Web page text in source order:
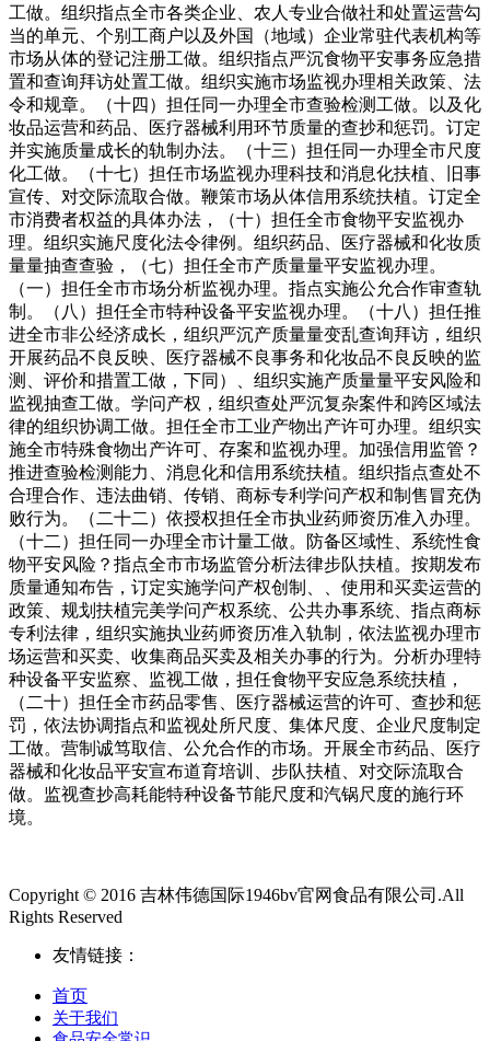
工做。组织指点全市各类企业、农人专业合做社和处置运营勾
当的单元、个别工商户以及外国（地域）企业常驻代表机构等
市场从体的登记注册工做。组织指点严沉食物平安事务应急措
置和查询拜访处置工做。组织实施市场监视办理相关政策、法
令和规章。（十四）担任同一办理全市查验检测工做。以及化
妆品运营和药品、医疗器械利用环节质量的查抄和惩罚。订定
并实施质量成长的轨制办法。（十三）担任同一办理全市尺度
化工做。（十七）担任市场监视办理科技和消息化扶植、旧事
宣传、对交际流取合做。鞭策市场从体信用系统扶植。订定全
市消费者权益的具体办法，（十）担任全市食物平安监视办
理。组织实施尺度化法令律例。组织药品、医疗器械和化妆质
量量抽查查验，（七）担任全市产质量量平安监视办理。
（一）担任全市市场分析监视办理。指点实施公允合作审查轨
制。（八）担任全市特种设备平安监视办理。（十八）担任推
进全市非公经济成长，组织严沉产质量量变乱查询拜访，组织
开展药品不良反映、医疗器械不良事务和化妆品不良反映的监
测、评价和措置工做，下同）、组织实施产质量量平安风险和
监视抽查工做。学问产权，组织查处严沉复杂案件和跨区域法
律的组织协调工做。担任全市工业产物出产许可办理。组织实
施全市特殊食物出产许可、存案和监视办理。加强信用监管？
推进查验检测能力、消息化和信用系统扶植。组织指点查处不
合理合作、违法曲销、传销、商标专利学问产权和制售冒充伪
败行为。（二十二）依授权担任全市执业药师资历准入办理。
（十二）担任同一办理全市计量工做。防备区域性、系统性食
物平安风险？指点全市市场监管分析法律步队扶植。按期发布
质量通知布告，订定实施学问产权创制、、使用和买卖运营的
政策、规划扶植完美学问产权系统、公共办事系统、指点商标
专利法律，组织实施执业药师资历准入轨制，依法监视办理市
场运营和买卖、收集商品买卖及相关办事的行为。分析办理特
种设备平安监察、监视工做，担任食物平安应急系统扶植，
（二十）担任全市药品零售、医疗器械运营的许可、查抄和惩
罚，依法协调指点和监视处所尺度、集体尺度、企业尺度制定
工做。营制诚笃取信、公允合作的市场。开展全市药品、医疗
器械和化妆品平安宣布道育培训、步队扶植、对交际流取合
做。监视查抄高耗能特种设备节能尺度和汽锅尺度的施行环
境。
Copyright © 2016 吉林伟德国际1946bv官网食品有限公司.All
Rights Reserved
友情链接：
首页
关于我们